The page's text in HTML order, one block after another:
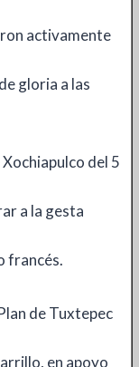
activamente
gloria a las
del 5
a la gesta
francés.
de Tuxtepec
en apoyo